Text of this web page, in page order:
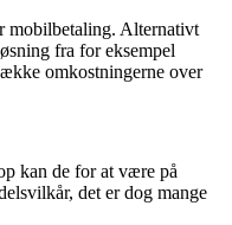
mobilbetaling. Alternativt
fra for eksempel
omkostningerne over
kan de for at være på
det er dog mange